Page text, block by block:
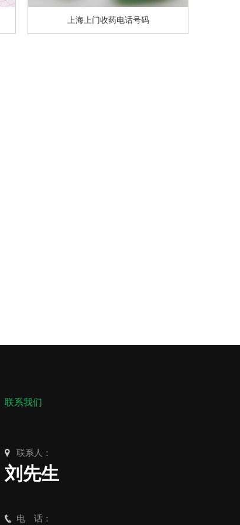
上海上门收药电话号码
联系我们
联系人：
刘先生
电 话：